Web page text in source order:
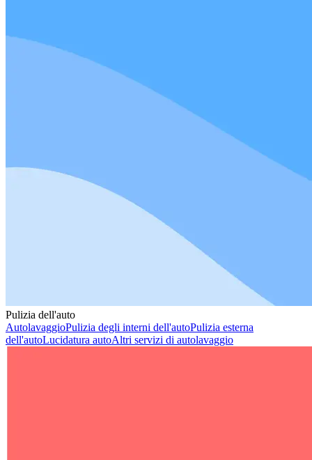
Pulizia dell'auto
AutolavaggioPulizia degli interni dell'autoPulizia esterna
dell'autoLucidatura autoAltri servizi di autolavaggio